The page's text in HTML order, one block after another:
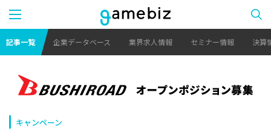
記事一覧 企業データベース 業界求人情報 セミナー情報 決算
キャンペーン